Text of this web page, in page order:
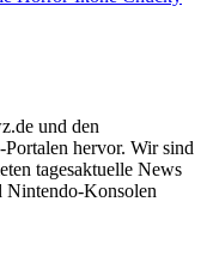
und den
hervor. Wir sind
tagesaktuelle News
Nintendo-Konsolen